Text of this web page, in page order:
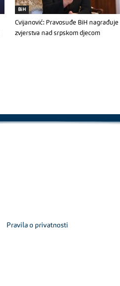
BiH
Cvijanović: Pravosuđe BiH nagrađuje
zvjerstva nad srpskom djecom
Pravila o privatnosti